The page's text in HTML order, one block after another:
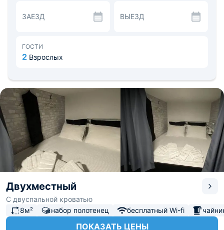
спальное место оснащено ортопедическим матрасом,
свежим бельем, двумя полотенцами, розетками,
пользование просторной общей кухней-гостиной со
всей необходимой посудой и бытовой техникой для
уборка, скоростной Wi-Fi, фен, утюг. Для посещения
можете выбрать Приморский парк, Зимний театр,
Собор Архангела Михаила. Расстояние до аэропорта —
22,3 км, далее до железнодорожного вокзала — 1,6 км.
ЗАЕЗД ВЫЕЗД
ГОСТИ
2 Взрослых
Двухместный
С двуспальной кроватью
8м²
набор полотенец бесплатный Wi-fi
ПОКАЗАТЬ ЦЕНЫ